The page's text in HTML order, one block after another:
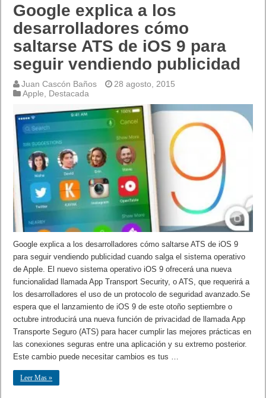
Google explica a los
desarrolladores cómo
saltarse ATS de iOS 9 para
seguir vendiendo publicidad
Juan Cascón Baños
28 agosto, 2015
Apple
Destacada
Google explica a los desarrolladores cómo saltarse ATS de iOS 9
para seguir vendiendo publicidad cuando salga el sistema operativo
de Apple. El nuevo sistema operativo iOS 9 ofrecerá una nueva
funcionalidad llamada App Transport Security, o ATS, que requerirá a
los desarrolladores el uso de un protocolo de seguridad avanzado.Se
espera que el lanzamiento de iOS 9 de este otoño septiembre o
octubre introducirá una nueva función de privacidad de llamada App
Transporte Seguro (ATS) para hacer cumplir las mejores prácticas en
las conexiones seguras entre una aplicación y su extremo posterior.
Este cambio puede necesitar cambios es tus …
Leer Mas »